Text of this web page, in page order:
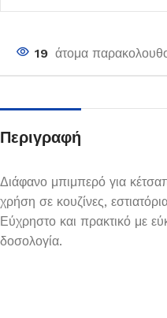
19 άτομα
Περιγραφή
Διάφανο μπιμπερό για
χρήση σε κουζίνες,
Εύχρηστο και πρακτικό με
δοσολογία.